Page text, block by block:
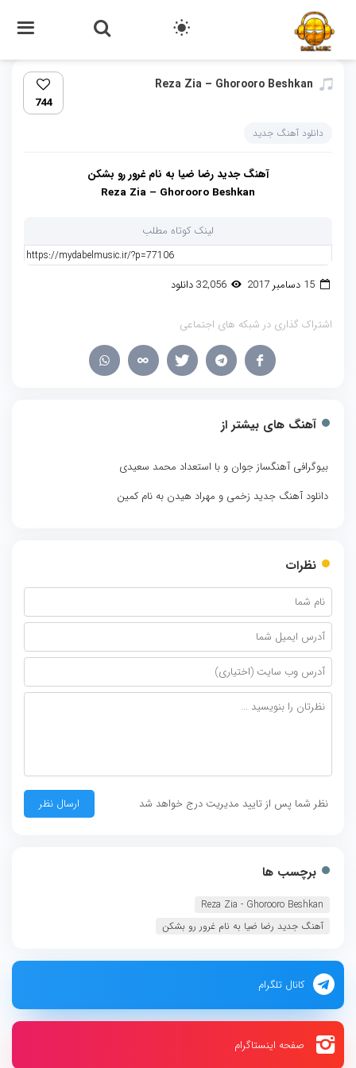
Reza Zia – Ghorooro Beshkan
744
دانلود آهنگ جدید
آهنگ جدیدرضا ضیا به نامغرور رو بشکن
Reza Zia – Ghorooro Beshkan
لینک کوتاه مطلب
15 دسامبر 2017 32,056 دانلود
اشتراک گذاری در شبکه های اجتماعی
آهنگ های بیشتر از
بیوگرافی آهنگساز جوان و با استعداد محمد سعیدی
دانلود آهنگ جدید زخمی و مهراد هیدن به نام کمین
نظرات
نظر شما پس از تایید مدیریت درج خواهد شد
برچسب ها
Reza Zia - Ghorooro Beshkan
آهنگ جدید رضا ضیا به نام غرور رو بشکن
کانال تلگرام
صفحه اینستاگرام